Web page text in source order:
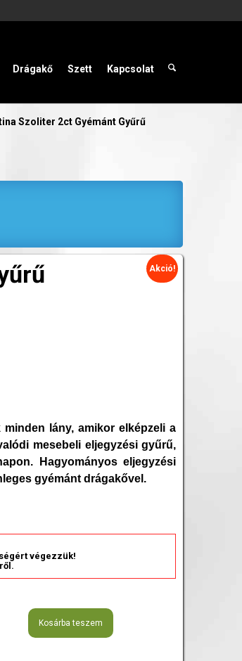
Drágakő Szett Kapcsolat
Szoliter 2ct Gyémánt Gyűrű
Akció!
lány, amikor elképzeli a
mesebeli eljegyzési gyűrű,
Hagyományos eljegyzési
gyémánt drágakővel.
végezzük!
Kosárba teszem